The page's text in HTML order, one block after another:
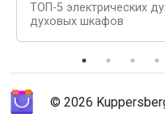
ТОП-5 электрических
духовых шкафов
© 2026